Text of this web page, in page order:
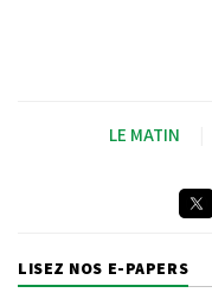
LE MATIN
LISEZ NOS E-PAPERS